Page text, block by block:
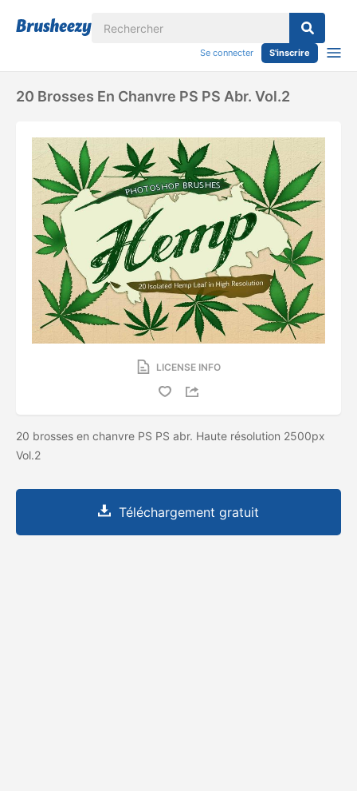
Se connecter S'inscrire
20 Brosses En Chanvre PS PS Abr. Vol.2
LICENSE INFO
20 brosses en chanvre PS PS abr. Haute résolution 2500px
Vol.2
Téléchargement gratuit